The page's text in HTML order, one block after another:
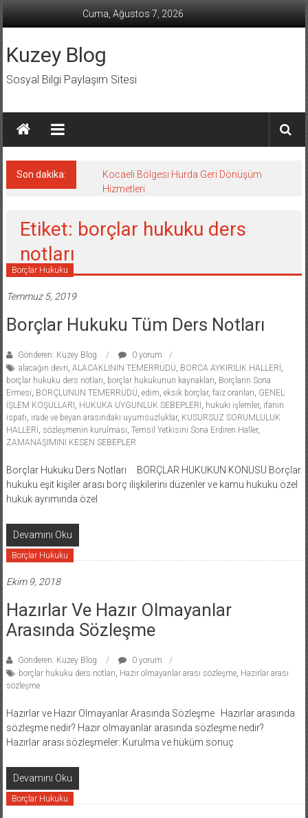
Cuma, Ağustos 7, 2026
Kuzey Blog
Sosyal Bilgi Paylaşım Sitesi
Son dakika:
Kocaeli Bölgesi Hurda Geri Dönüşüm
Hizmetleri
Etiket: borçlar hukuku ders
notları
Borçlar Hukuku
Temmuz 5, 2019
Borçlar Hukuku Tüm Ders Notları
Gönderen: Kuzey Blog
0 yorum
alacağın devri, ALACAKLININ TEMERRÜDÜ, BORCA AYKIRILIK HALLERİ,
borçlar hukuku ders notları, borçlar hukukunun kaynakları, Borçların Sona
Ermesi, BORÇLUNUN TEMERRÜDÜ, edim, eksik borçlar, faiz oranları, GENEL
İŞLEM KOŞULLARI , HUKUKA UYGUNLUK SEBEPLERİ, hukuki işlemler, ifanın
ispatı, irade ve beyan arasındaki uyumsuzluklar, KUSURSUZ SORUMLULUK
HALLERİ, sözleşmenin kurulması, Temsil Yetkisini Sona Erdiren Haller,
ZAMANAŞIMINI KESEN SEBEPLER
Borçlar Hukuku Ders Notları BORÇLAR HUKUKUN KONUSU Borçlar
hukuku eşit kişiler arası borç ilişkilerini düzenler ve kamu hukuku özel
hukuk ayrımında özel
Devamını Oku
Borçlar Hukuku
Ekim 9, 2018
Hazırlar Ve Hazır Olmayanlar
Arasında Sözleşme
Gönderen: Kuzey Blog
0 yorum
borçlar hukuku ders notları, Hazır olmayanlar arası sözleşme, Hazırlar arası
sözleşme
Hazırlar ve Hazır Olmayanlar Arasında Sözleşme Hazırlar arasında
sözleşme nedir? Hazır olmayanlar arasında sözleşme nedir?
Hazırlar arası sözleşmeler: Kurulma ve hüküm sonuç
Devamını Oku
Borçlar Hukuku